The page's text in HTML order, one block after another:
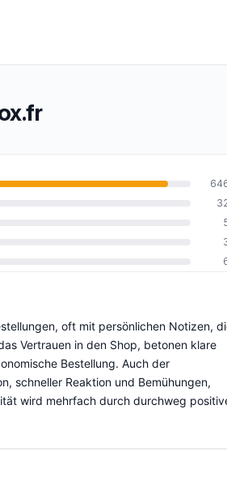
oft mit persönlichen Notizen,
Vertrauen in den Shop, betonen klare
Bestellung. Auch der
schneller Reaktion und Bemühungen,
wird mehrfach durch durchweg